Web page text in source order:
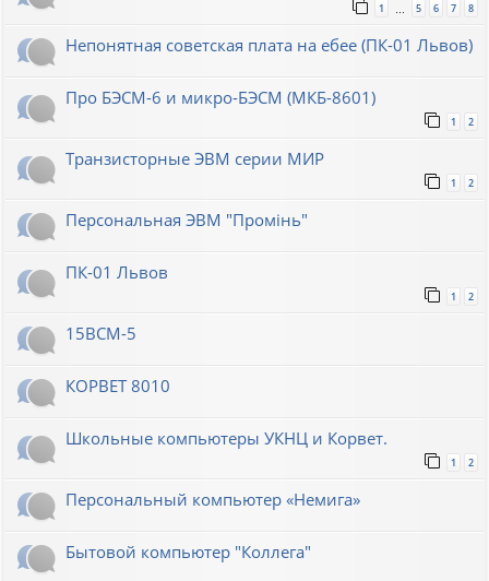
1 … 5 6 7 8
Непонятная советская плата на ебее (ПК-01 Львов)
Про БЭСМ-6 и микро-БЭСМ (МКБ-8601)
1 2
Транзисторные ЭВМ серии МИР
1 2
Персональная ЭВМ "Промiнь"
ПК-01 Львов
1 2
15ВСМ-5
КОРВЕТ 8010
Школьные компьютеры УКНЦ и Корвет.
1 2
Персональный компьютер «Немига»
Бытовой компьютер "Коллега"